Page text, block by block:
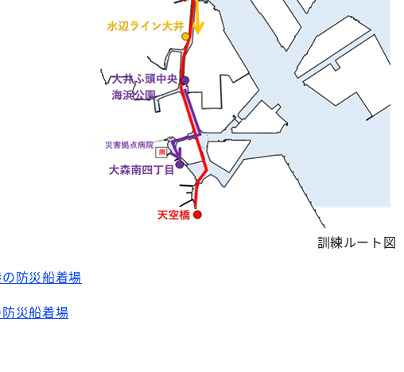
訓練ルート図
防災船着場
災船着場